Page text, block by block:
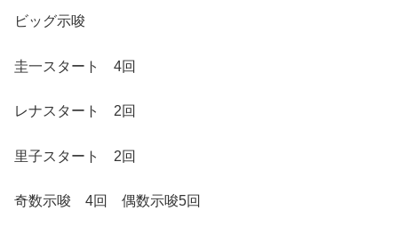
ビッグ示唆
圭一スタート 4回
レナスタート 2回
里子スタート 2回
奇数示唆 4回 偶数示唆5回